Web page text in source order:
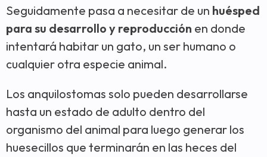
Seguidamente pasa a necesitar de un huésped
para su desarrollo y reproducción en donde
intentará habitar un gato, un ser humano o
cualquier otra especie animal.
Los anquilostomas solo pueden desarrollarse
hasta un estado de adulto dentro del
organismo del animal para luego generar los
huesecillos que terminarán en las heces del